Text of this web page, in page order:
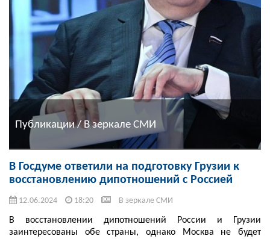
Публикации / В зеркале СМИ
В Госдуме ответили на подготовку Грузии к
восстановлению дипотношений с Россией
12.06.2024 18:20 В зеркале СМИ
В восстановлении дипотношений России и Грузии
заинтересованы обе страны, однако Москва не будет